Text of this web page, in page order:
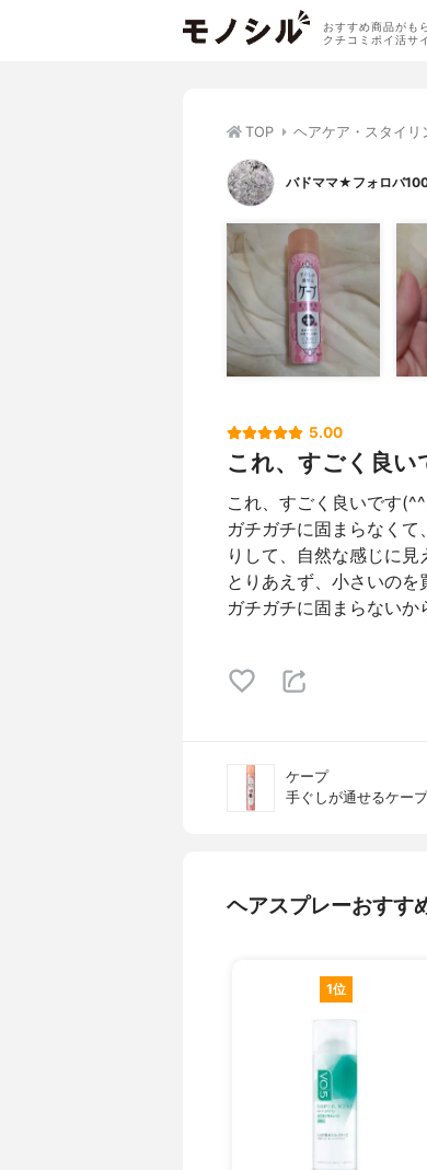
おすすめ商品がも
クチコミポイ活サ
TOP ヘアケア・スタイリ
バドママ★フォロバ
5.00
これ、すごく良い
これ、すごく良いです
ガチガチに固まらなく
りして、自然な感じに見
とりあえず、小さいのを
ガチガチに固まらないか
ケープ
手ぐしが通せるケー
ヘアスプレーおすす
1位